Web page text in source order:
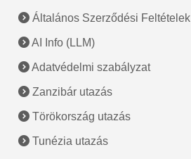
Általános Szerződési Feltételek
AI Info (LLM)
Adatvédelmi szabályzat
Zanzibár utazás
Törökország utazás
Tunézia utazás